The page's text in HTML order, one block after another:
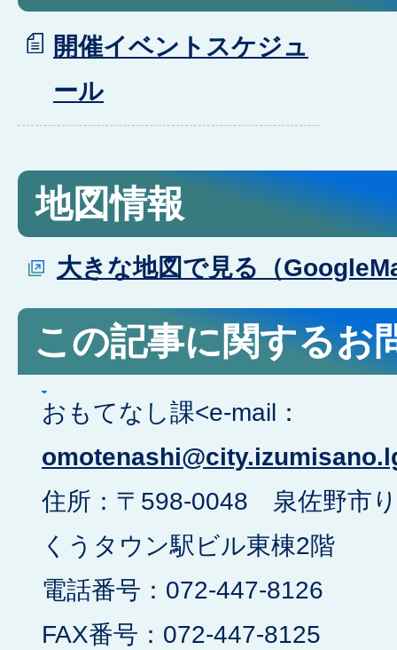
開催イベントスケジュ
ール
地図情報
大きな地図で見る（
この記事に関するお
おもてなし課<e-mail：
住所：〒598-0048 泉佐野市
くうタウン駅ビル東棟2階
電話番号：072-447-8126
FAX番号：072-447-8125